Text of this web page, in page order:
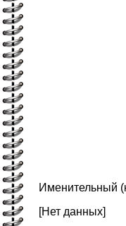
Именительный
[Нет данных]